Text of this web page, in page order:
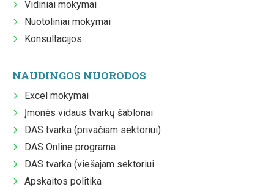
Vidiniai mokymai
Nuotoliniai mokymai
Konsultacijos
NAUDINGOS NUORODOS
Excel mokymai
Įmonės vidaus tvarkų šablonai
DAS tvarka (privačiam sektoriui)
DAS Online programa
DAS tvarka (viešajam sektoriui
Apskaitos politika